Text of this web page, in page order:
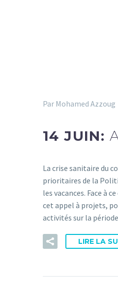
Par Mohamed Azzoug
14 JUIN:
La crise sanitaire du
prioritaires de la
les vacances. Face à
cet appel à projets,
activités sur la
LIRE LA